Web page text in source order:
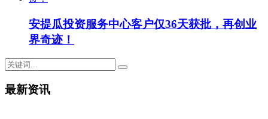
安提瓜投资服务中心客户仅36天获批，再创业
界奇迹！
最新资讯